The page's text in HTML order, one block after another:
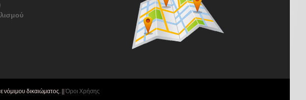
νόμιμου δικαιώματος. ||Όροι Χρήσης